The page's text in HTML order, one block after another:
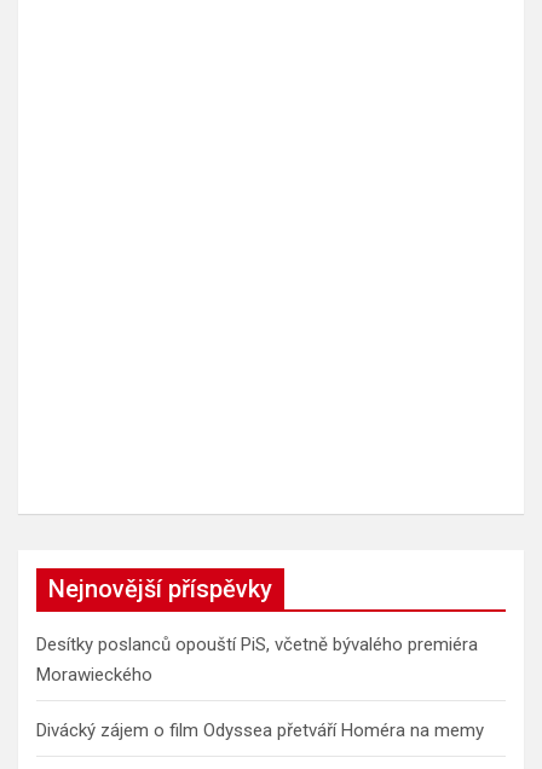
Nejnovější příspěvky
Desítky poslanců opouští PiS, včetně bývalého premiéra
Morawieckého
Divácký zájem o film Odyssea přetváří Homéra na memy